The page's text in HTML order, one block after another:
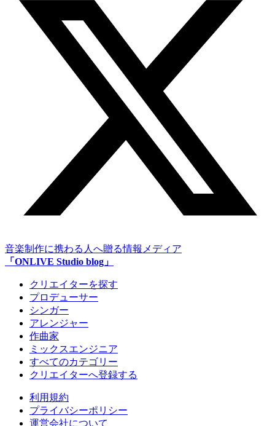
音楽制作に携わる人へ贈る情報メディア
「ONLIVE Studio blog」
クリエイターを探す
プロデューサー
シンガー
アレンジャー
作曲家
ミックスエンジニア
すべてのカテゴリー
クリエイターへ登録する
利用規約
プライバシーポリシー
運営会社について